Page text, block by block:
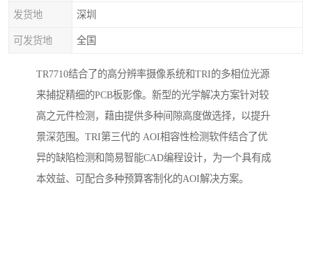
发货地 深圳
可发货地 全国
TR7710结合了的高分辨率摄像系统和TRI的多相位光源
来捕捉精细的PCB板影像。新型的光学解决方案针对较
高之元件检测，藉由提供多种间隙高度做选择，以提升
景深范围。TRI第三代的 AOI相容性检测软件结合了优
异的缺陷检测和简易智能CAD编程设计，为一个具有成
本效益、可配合多种预算客制化的AOI解决方案。